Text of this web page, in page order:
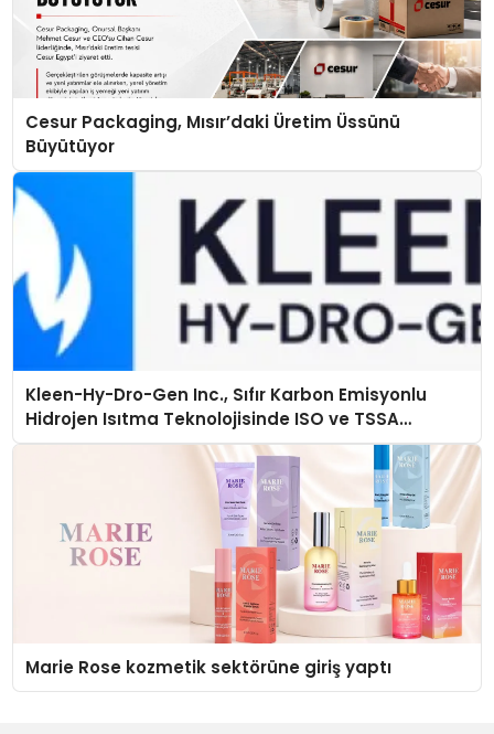
Cesur Packaging, Mısır’daki Üretim Üssünü
Büyütüyor
Kleen-Hy-Dro-Gen Inc., Sıfır Karbon Emisyonlu
Hidrojen Isıtma Teknolojisinde ISO ve TSSA
Düzenleyici Onaylarını Aldı
Marie Rose kozmetik sektörüne giriş yaptı